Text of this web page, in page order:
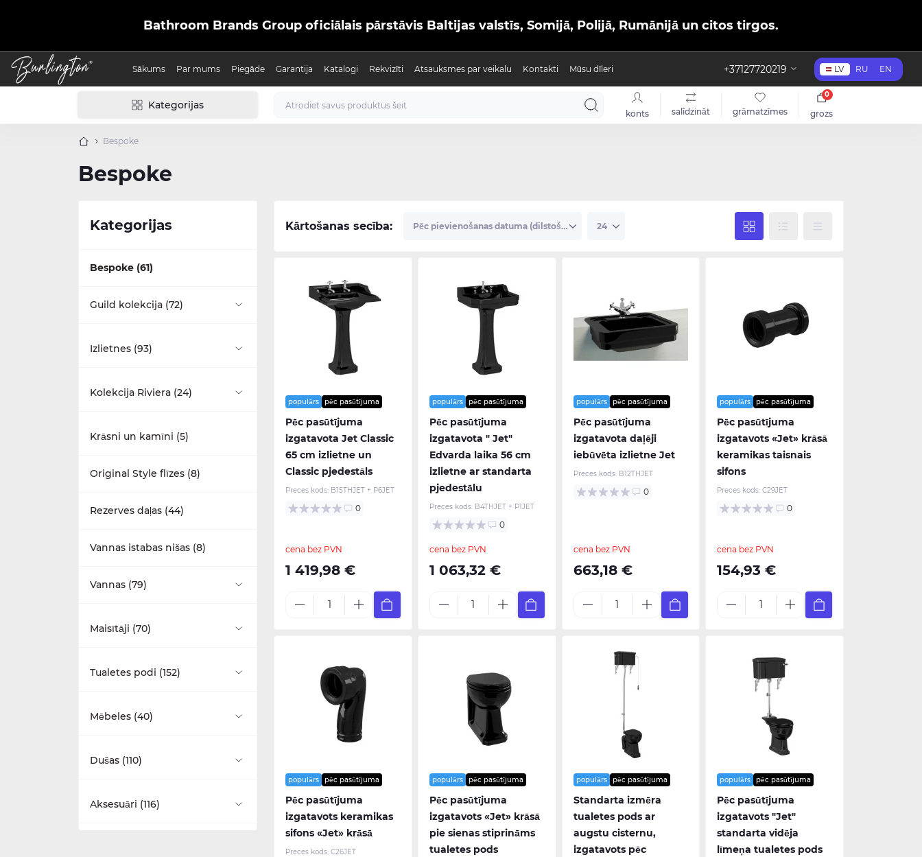
Bathroom Brands Group oficiālais pārstāvis Baltijas valstīs, Somijā, Polijā, Rumānijā un citos tirgos.
Sākums Par mums Piegāde Garantija Katalogi Rekvizīti Atsauksmes par veikalu Kontakti Mūsu dīleri +37127720219 LV RU EN
Kategorijas
konts salīdzināt grāmatzīmes grozs
0
Bespoke
Bespoke
Kategorijas
Bespoke (61)
Guild kolekcija (72)
Aksesuāri (20)
Izlietnes (93)
Piekaramie pie sienas (1)
Izlietnes piederumi (14)
Kolekcija Riviera (24)
Izlietnes (5)
Maisītāji (5)
Mēbeles (7)
Tualetes podi (7)
Krāsni un kamīni (5)
Original Style flīzes (8)
Rezerves daļas (44)
Vannas istabas nišas (8)
Vannas (79)
Brīvi stāvošās (29)
Vannas piederumi (16)
Maisītāji (70)
Virtuves maisitāji (1)
Higiēnas dušas (3)
Tualetes podi (152)
Monobloka tualetes podi (24)
Mēbeles (40)
Burlington (5)
Dušas (110)
Walk-in tipa dušas kabīnes (4)
Aksesuāri (116)
Kārtošanas secība:
populārs pēc pasūtījuma
Pēc pasūtījuma
izgatavota Jet Classic
65 cm izlietne un
Classic pjedestāls
Preces kods: B15THJET + P6JET
0
cena bez PVN
1 419,98 €
populārs pēc pasūtījuma
Pēc pasūtījuma
izgatavota " Jet"
Edvarda laika 56 cm
izlietne ar standarta
pjedestālu
Preces kods: B4THJET + P1JET
0
cena bez PVN
1 063,32 €
populārs pēc pasūtījuma
Pēc pasūtījuma
izgatavota daļēji
iebūvēta izlietne Jet
Preces kods: B12THJET
0
cena bez PVN
663,18 €
populārs pēc pasūtījuma
Pēc pasūtījuma
izgatavots «Jet» krāsā
keramikas taisnais
sifons
Preces kods:C29JET
0
cena bez PVN
154,93 €
populārs pēc pasūtījuma
Pēc pasūtījuma
izgatavots keramikas
sifons «Jet» krāsā
Preces kods: C26JET
populārs pēc pasūtījuma
Pēc pasūtījuma
izgatavots «Jet» krāsā
pie sienas stiprināms
tualetes pods
populārs pēc pasūtījuma
Standarta izmēra
tualetes pods ar
augstu cisternu,
izgatavots pēc
populārs pēc pasūtījuma
Pēc pasūtījuma
izgatavots "Jet"
standarta vidēja
līmeņa tualetes pods